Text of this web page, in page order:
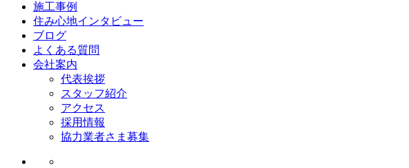
施工事例
住み心地インタビュー
ブログ
よくある質問
会社案内
代表挨拶
スタッフ紹介
アクセス
採用情報
協力業者さま募集